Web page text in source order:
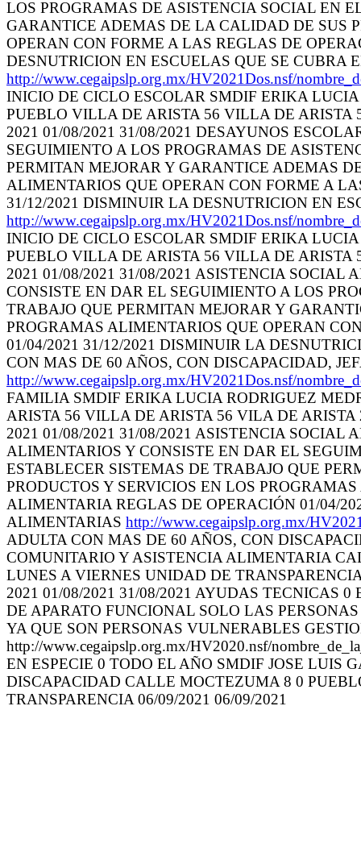
LOS PROGRAMAS DE ASISTENCIA SOCIAL EN
GARANTICE ADEMAS DE LA CALIDAD DE SUS
OPERAN CON FORME A LAS REGLAS DE
DESNUTRICION EN ESCUELAS QUE SE CUBRA
http://www.cegaipslp.org.mx/HV2021Dos.nsf/
INICIO DE CICLO ESCOLAR SMDIF ERIKA
PUEBLO VILLA DE ARISTA 56 VILLA DE ARISTA
2021 01/08/2021 31/08/2021 DESAYUNOS
SEGUIMIENTO A LOS PROGRAMAS DE
PERMITAN MEJORAR Y GARANTICE ADEMAS
ALIMENTARIOS QUE OPERAN CON FORME A
31/12/2021 DISMINUIR LA DESNUTRICION EN
http://www.cegaipslp.org.mx/HV2021Dos.nsf/
INICIO DE CICLO ESCOLAR SMDIF ERIKA
PUEBLO VILLA DE ARISTA 56 VILLA DE ARISTA
2021 01/08/2021 31/08/2021 ASISTENCIA SOCIAL
CONSISTE EN DAR EL SEGUIMIENTO A LOS
TRABAJO QUE PERMITAN MEJORAR Y
PROGRAMAS ALIMENTARIOS QUE OPERAN
01/04/2021 31/12/2021 DISMINUIR LA
CON MAS DE 60 AÑOS, CON DISCAPACIDAD,
http://www.cegaipslp.org.mx/HV2021Dos.nsf/
FAMILIA SMDIF ERIKA LUCIA RODRIGUEZ
ARISTA 56 VILLA DE ARISTA 56 VILA DE ARISTA
2021 01/08/2021 31/08/2021 ASISTENCIA SOCIAL
ALIMENTARIOS Y CONSISTE EN DAR EL
ESTABLECER SISTEMAS DE TRABAJO QUE
PRODUCTOS Y SERVICIOS EN LOS
ALIMENTARIA REGLAS DE OPERACIÓN 01/04/
ALIMENTARIAS http://www.cegaipslp.org.mx/
ADULTA CON MAS DE 60 AÑOS, CON
COMUNITARIO Y ASISTENCIA ALIMENTARIA
LUNES A VIERNES UNIDAD DE
2021 01/08/2021 31/08/2021 AYUDAS TECNICAS
DE APARATO FUNCIONAL SOLO LAS
YA QUE SON PERSONAS VULNERABLES
http://www.cegaipslp.org.mx/HV2020.nsf/
EN ESPECIE 0 TODO EL AÑO SMDIF JOSE LUIS
DISCAPACIDAD CALLE MOCTEZUMA 8 0
TRANSPARENCIA 06/09/2021 06/09/2021